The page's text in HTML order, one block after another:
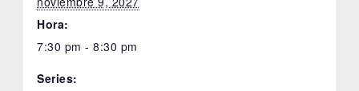
Hora:
7:30 pm - 8:30 pm
Series: